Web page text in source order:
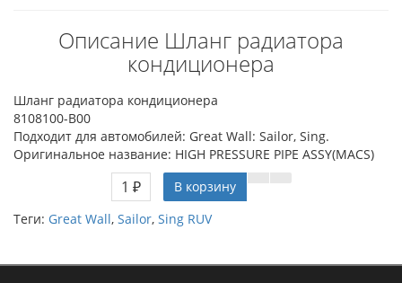
Описание Шланг радиатора
кондиционера
Шланг радиатора кондиционера
8108100-B00
Подходит для автомобилей: Great Wall: Sailor, Sing.
Оригинальное название: HIGH PRESSURE PIPE ASSY(MACS)
1 ₽
В корзину
Теги: Great Wall, Sailor, Sing RUV